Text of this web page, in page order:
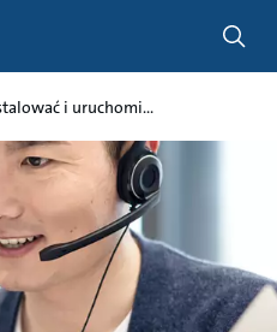
i uruchomi...